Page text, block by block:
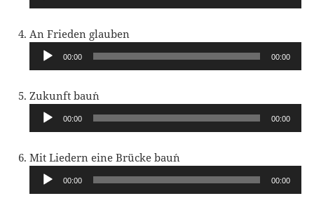
An Frieden glauben
Player
00:00 00:00
Zukunft bau´n
Player
00:00 00:00
Mit Liedern eine Brücke bau´n
Player
00:00 00:00